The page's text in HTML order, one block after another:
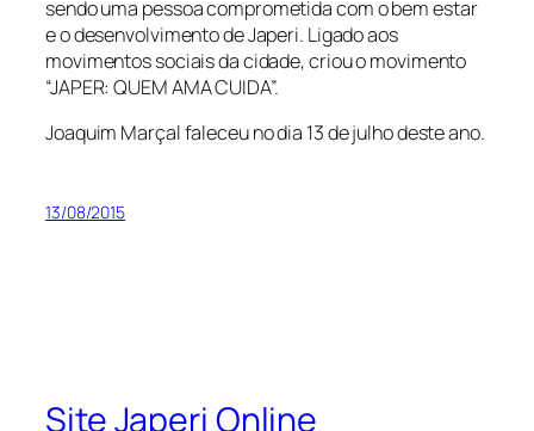
sendo uma pessoa comprometida com o bem estar
e o desenvolvimento de Japeri. Ligado aos
movimentos sociais da cidade, criou o movimento
“JAPER: QUEM AMA CUIDA”.
Joaquim Marçal faleceu no dia 13 de julho deste ano.
13/08/2015
Site Japeri Online